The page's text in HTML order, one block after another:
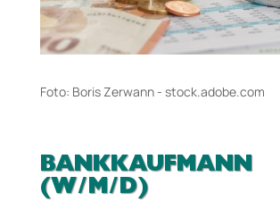
Foto: Boris Zerwann ­- stock.adobe.com
BANKKAUFMANN
(W/M/D)